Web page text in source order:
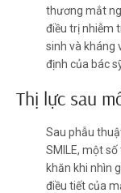
thương mắt
điều trị nhiễm
sinh và kháng
định của bác
Thị lực sau
Sau phẫu
SMILE, một
khăn khi nhìn
điều tiết của